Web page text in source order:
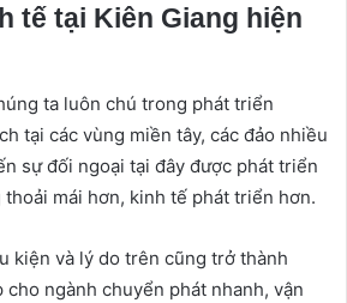
tế tại Kiên Giang hiện
ta luôn chú trong phát triển
tại các vùng miền tây, các đảo nhiều
sự đối ngoại tại đây được phát triển
mái hơn, kinh tế phát triển hơn.
kiện và lý do trên cũng trở thành
ngành chuyển phát nhanh, vận